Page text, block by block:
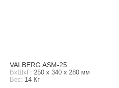
VALBERG ASM-25
ВxШxГ: 250 x 340 x 280 мм
Вес: 14 Кг